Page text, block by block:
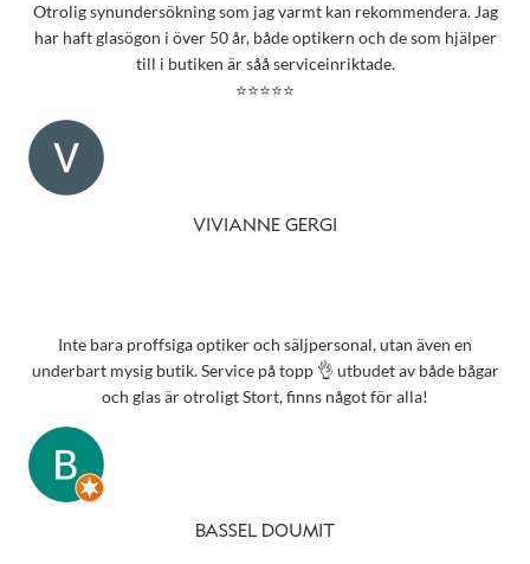
Otrolig synundersökning som jag varmt kan rekommendera. Jag
har haft glasögon i över 50 år, både optikern och de som hjälper
till i butiken är såå serviceinriktade.
⭐⭐⭐⭐⭐
VIVIANNE GERGI
Inte bara proffsiga optiker och säljpersonal, utan även en
underbart mysig butik. Service på topp 👌 utbudet av både bågar
och glas är otroligt Stort, finns något för alla!
BASSEL DOUMIT